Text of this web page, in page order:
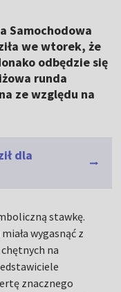
Samochodowa
we wtorek, że
odbędzie się
runda
ze względu na
dla
stawkę.
wygasnąć z
na
znacznego